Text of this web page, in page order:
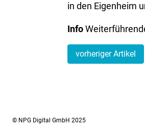
in den Eigenheim
Info
vorheriger Artikel
© NPG Digital GmbH 2025